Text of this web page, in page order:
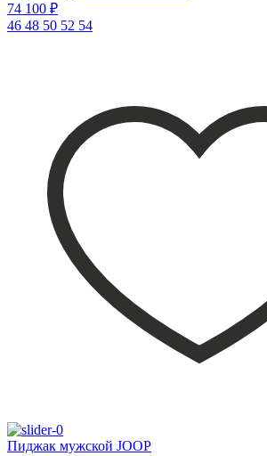
74 100 ₽
46 48 50 52 54
Пиджак мужской JOOP